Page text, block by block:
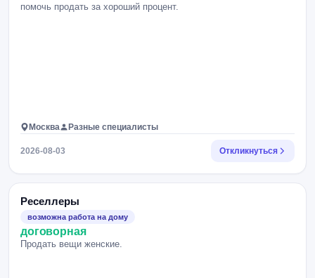
помочь продать за хороший процент.
Москва Разные специалисты
2026-08-03 Откликнуться
Реселлеры
возможна работа на дому
договорная
Продать вещи женские.